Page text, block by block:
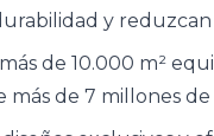
y
de 10.000 m²
de 7 millones